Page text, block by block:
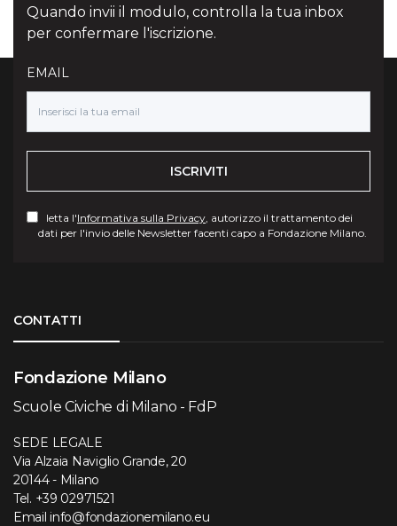
Quando invii il modulo, controlla la tua inbox
per confermare l'iscrizione.
EMAIL
ISCRIVITI
letta l'Informativa sulla Privacy , autorizzo il trattamento dei
dati per l'invio delle Newsletter facenti capo a Fondazione Milano.
CONTATTI
Fondazione Milano
Scuole Civiche di Milano - FdP
SEDE LEGALE
Via Alzaia Naviglio Grande, 20
20144 - Milano
Tel. +39 02971521
Email info@fondazionemilano.eu